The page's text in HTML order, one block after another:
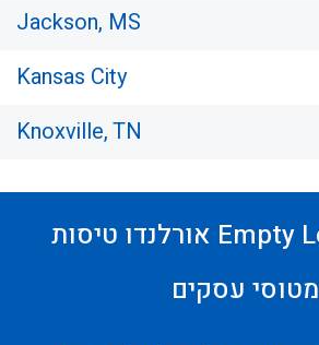
Jackson, MS
Kansas City
Knoxville, TN
אורלנדו טיסות Empty Leg והזמנות
מטוסי עסקים